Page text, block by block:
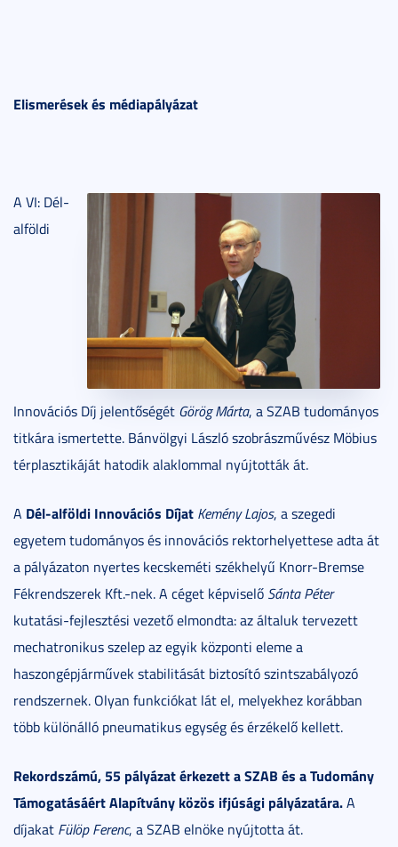
Elismerések és médiapályázat
A VI: Dél-
alföldi
Innovációs Díj jelentőségét Görög Márta, a SZAB tudományos
titkára ismertette. Bánvölgyi László szobrászművész Möbius
térplasztikáját hatodik alaklommal nyújtották át.
A Dél-alföldi Innovációs Díjat Kemény Lajos, a szegedi
egyetem tudományos és innovációs rektorhelyettese adta át
a pályázaton nyertes kecskeméti székhelyű Knorr-Bremse
Fékrendszerek Kft.-nek. A céget képviselő Sánta Péter
kutatási-fejlesztési vezető elmondta: az általuk tervezett
mechatronikus szelep az egyik központi eleme a
haszongépjárművek stabilitását biztosító szintszabályozó
rendszernek. Olyan funkciókat lát el, melyekhez korábban
több különálló pneumatikus egység és érzékelő kellett.
Rekordszámú, 55 pályázat érkezett a SZAB és a Tudomány
Támogatásáért Alapítvány közös ifjúsági pályázatára.A
díjakat Fülöp Ferenc, a SZAB elnöke nyújtotta át.